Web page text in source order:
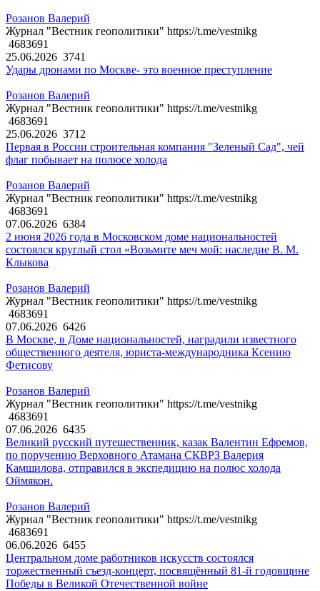
Розанов Валерий
Журнал "Вестник геополитики" https://t.me/vestnikg
4683691
25.06.2026 3741
Удары дронами по Москве- это военное преступление
Розанов Валерий
Журнал "Вестник геополитики" https://t.me/vestnikg
4683691
25.06.2026 3712
Первая в России строительная компания "Зеленый Сад", чей
флаг побывает на полюсе холода
Розанов Валерий
Журнал "Вестник геополитики" https://t.me/vestnikg
4683691
07.06.2026 6384
2 июня 2026 года в Московском доме национальностей
состоялся круглый стол «Возьмите меч мой: наследие В. М.
Клыкова
Розанов Валерий
Журнал "Вестник геополитики" https://t.me/vestnikg
4683691
07.06.2026 6426
В Москве, в Доме национальностей, наградили известного
общественного деятеля, юриста-международника Ксению
Фетисову
Розанов Валерий
Журнал "Вестник геополитики" https://t.me/vestnikg
4683691
07.06.2026 6435
Великий русский путешественник, казак Валентин Ефремов,
по поручению Верховного Атамана СКВРЗ Валерия
Камшилова, отправился в экспедицию на полюс холода
Оймякон.
Розанов Валерий
Журнал "Вестник геополитики" https://t.me/vestnikg
4683691
06.06.2026 6455
Центральном доме работников искусств состоялся
торжественный съезд-концерт, посвящённый 81-й годовщине
Победы в Великой Отечественной войне